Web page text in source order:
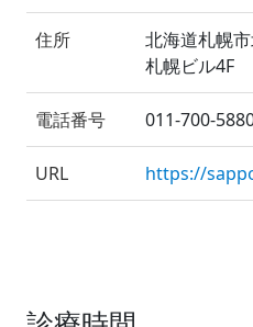
住所
北海道札幌
札幌ビル4F
電話番号 011-700-
URL https://